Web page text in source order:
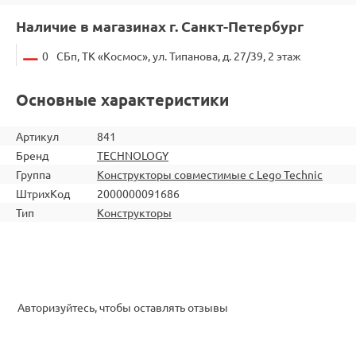
Наличие в магазинах г. Санкт-Петербург
0 СБп, ТК «Космос», ул. Типанова, д. 27/39, 2 этаж
Основные характеристики
Артикул
841
Бренд
TECHNOLOGY
Группа
Конструкторы совместимые с Lego Technic
ШтрихКод
2000000091686
Тип
Конструкторы
Авторизуйтесь, чтобы оставлять отзывы